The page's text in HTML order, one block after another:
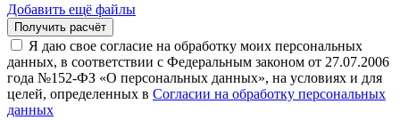
Добавить ещё файлы
Я даю свое согласие на обработку моих персональных
данных, в соответствии с Федеральным законом от 27.07.2006
года №152-ФЗ «О персональных данных», на условиях и для
целей, определенных в Согласии на обработку персональных
данных